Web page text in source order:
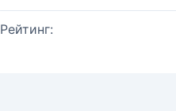
Рейтинг: